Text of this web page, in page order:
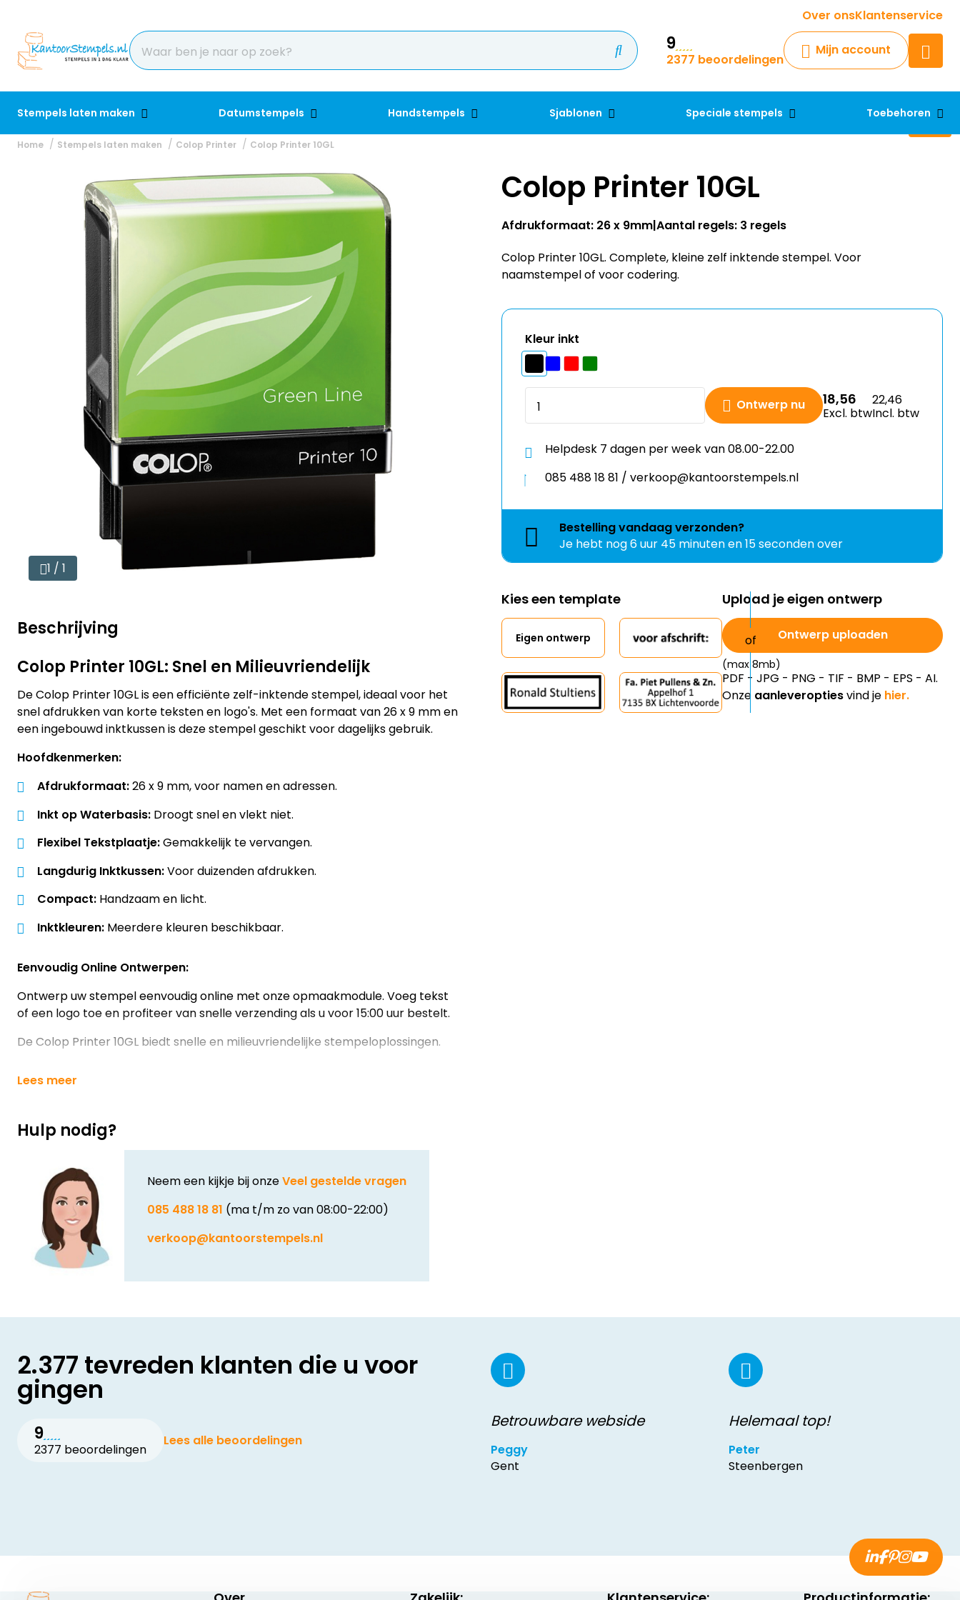
Over onsKlantenservice
9
2377 beoordelingen
Mijn account
Stempels laten maken Datumstempels Handstempels Sjablonen Speciale stempels Toebehoren
Krijg een antwoord op uw vraag
Chatbot
Chat 24/7 met onze chatbot
Contact
Home Stempels laten maken Colop Printer Colop Printer 10GL
1 / 1
Beschrijving
Colop Printer 10GL: Snel en Milieuvriendelijk
De Colop Printer 10GL is een efficiënte zelf-inktende stempel, ideaal voor het
snel afdrukken van korte teksten en logo's. Met een formaat van 26 x 9 mm en
een ingebouwd inktkussen is deze stempel geschikt voor dagelijks gebruik.
Hoofdkenmerken:
Afdrukformaat:26 x 9 mm, voor namen en adressen.
Inkt op Waterbasis: Droogt snel en vlekt niet.
Flexibel Tekstplaatje:Gemakkelijk te vervangen.
Langdurig Inktkussen:Voor duizenden afdrukken.
Compact: Handzaam en licht.
Inktkleuren: Meerdere kleuren beschikbaar.
Eenvoudig Online Ontwerpen:
Ontwerp uw stempel eenvoudig online met onze opmaakmodule. Voeg tekst
of een logo toe en profiteer van snelle verzending als u voor 15:00 uur bestelt.
De Colop Printer 10GL biedt snelle en milieuvriendelijke stempeloplossingen.
Lees meer
Hulp nodig?
Neem een kijkje bij onzeVeel gestelde vragen
085 488 18 81 (ma t/m zo van 08:00-22:00)
verkoop@kantoorstempels.nl
Colop Printer 10GL
Afdrukformaat: 26 x 9mm
Colop Printer 10GL. Complete, kleine zelf inktende stempel. Voor
naamstempel of voor codering.
Excl. btw
Helpdesk 7 dagen per week van 08.00-22.00
085 488 18 81 / verkoop@kantoorstempels.nl
Je hebt nog6 uur 45 minuten en 14 seconden over
Eigen ontwerp Ontwerp uploaden
(max 8mb)
PDF - JPG - PNG - TIF - BMP - EPS - AI.
Onzeaanleveropties vind je hier.
2.377 tevreden klanten die u voor
gingen
9
2377 beoordelingen
Lees alle beoordelingen
Betrouwbare webside
Peggy
Gent
Helemaal top!
Peter
Steenbergen